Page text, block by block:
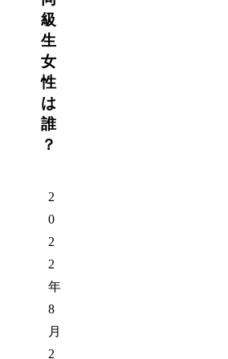
級
生
女
性
は
誰
？
2
0
2
2
年
8
月
2